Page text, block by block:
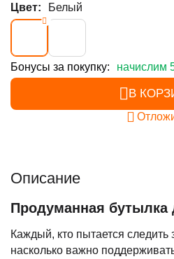
Цвет: Белый
Бонусы за покупку: начислим
В
Описание
Продуманная бутылка
Каждый, кто пытается следить
насколько важно